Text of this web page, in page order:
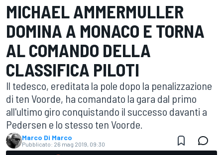
MICHAEL AMMERMULLER
DOMINA A MONACO E TORNA
AL COMANDO DELLA
CLASSIFICA PILOTI
Il tedesco, ereditata la pole dopo la penalizzazione
di ten Voorde, ha comandato la gara dal primo
all'ultimo giro conquistando il successo davanti a
Pedersen e lo stesso ten Voorde.
Marco Di Marco
Pubblicato: 26 mag 2019, 09:30